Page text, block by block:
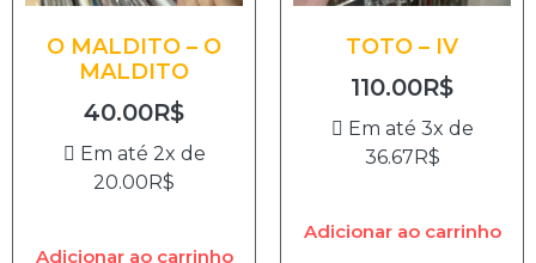
O MALDITO – O
MALDITO
40.00R$
Em até 2x de
20.00R$
Adicionar ao carrinho
TOTO – IV
110.00R$
Em até 3x de
36.67R$
Adicionar ao carrinho